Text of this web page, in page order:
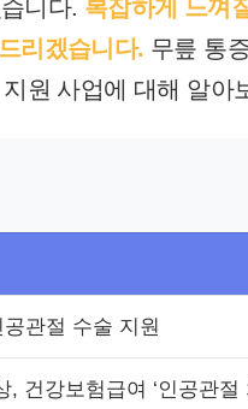
니다. 복잡하게 느껴
리겠습니다. 무릎 통
원 사업에 대해 알아
관절 수술 지원
, 건강보험급여 ‘인공관절